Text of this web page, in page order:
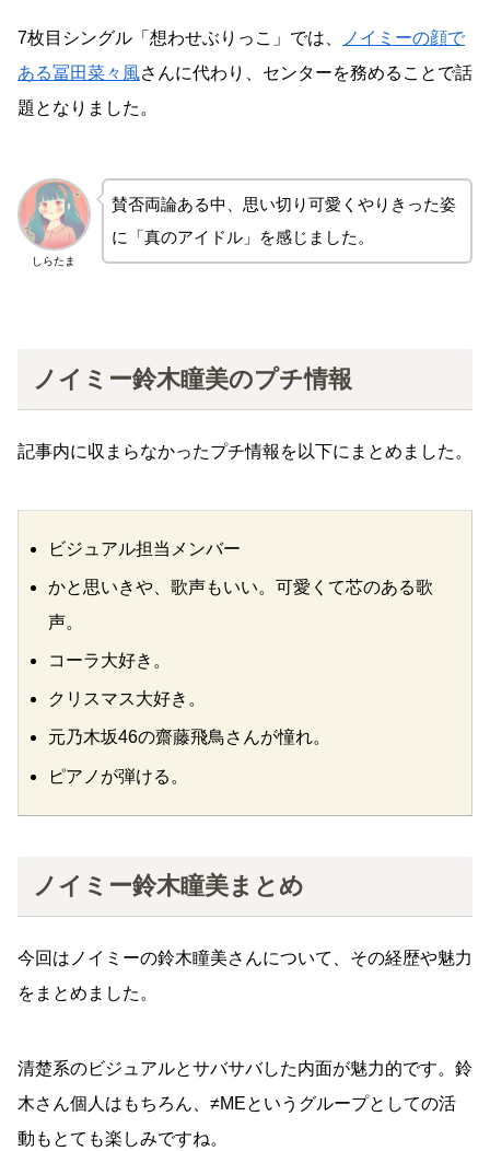
7枚目シングル「想わせぶりっこ」では、
ノイミーの顔で
ある冨田菜々風さんに代わり、センターを務めることで話
題となりました。
しらたま
賛否両論ある中、思い切り可愛くやりきった姿
に「真のアイドル」を感じました。
ノイミー鈴木瞳美のプチ情報
記事内に収まらなかったプチ情報を以下にまとめました。
ビジュアル担当メンバー
かと思いきや、歌声もいい。可愛くて芯のある歌
声。
コーラ大好き。
クリスマス大好き。
元乃木坂46の齋藤飛鳥さんが憧れ。
ピアノが弾ける。
ノイミー鈴木瞳美まとめ
今回はノイミーの鈴木瞳美さんについて、その経歴や魅力
をまとめました。
清楚系のビジュアルとサバサバした内面が魅力的です。鈴
木さん個人はもちろん、≠MEというグループとしての活
動もとても楽しみですね。